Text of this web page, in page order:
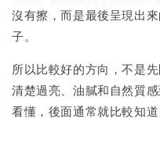
沒有擦，而是最後呈現出
子。
所以比較好的方向，不是
清楚過亮、油膩和自然質
看懂，後面通常就比較知道